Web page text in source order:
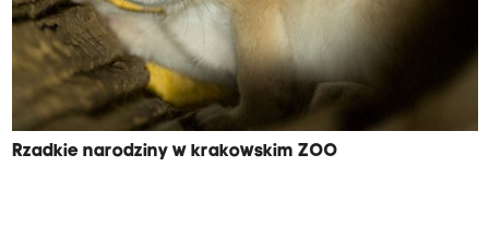
Rzadkie narodziny w krakowskim ZOO